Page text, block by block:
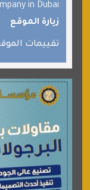
جائزة دبي
صفنة دوت
الألسن
in Dubai
زيارة الموقع
تقييمات